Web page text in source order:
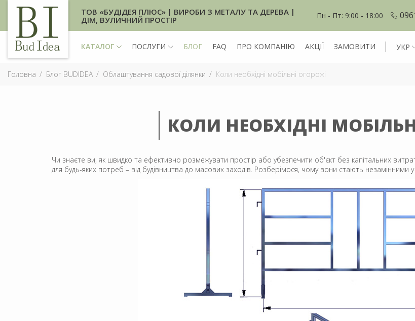
ТОВ «БУДІДЕЯ ПЛЮС» | ВИРОБИ З МЕТАЛУ ТА ДЕРЕВА |
ДІМ, ВУЛИЧНИЙ ПРОСТІР
Пн - Пт: 9:00 - 18:00
КАТАЛОГ ПОСЛУГИ БЛОГ FAQ ПРО КОМПАНІЮ АКЦІЇ ЗАМОВИТИ УКР
Головна Блог BUDIDEA Облаштування садової ділянки Коли необхідні мобільні огорожі
КОЛИ НЕОБХІДНІ
Чи знаєте ви, як швидко та ефективно розмежувати простір або убезпечити об'єкт без капітальних
для будь-яких потреб – від будівництва до масових заходів. Розберімося, чому вони стають незамінними у